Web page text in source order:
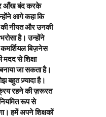
आँख बंद करके
आगे कहा कि
नीयत और उनकी
है। उन्होंने
कमर्शियल बिज़नेस
से शिक्षा
जा सकता है।
बहुत ज़्यादा है।
रहने की ज़रूरत
रूप से
हमें अपने शिक्षकों